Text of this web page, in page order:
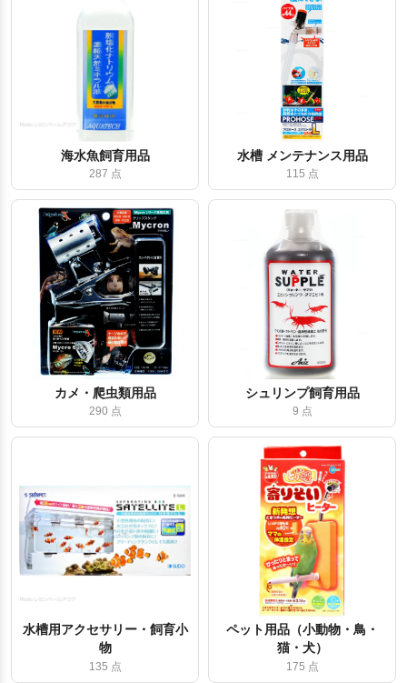
海水魚飼育用品
287 点
水槽 メンテナンス用品
115 点
カメ・爬虫類用品
290 点
シュリンプ飼育用品
9 点
水槽用アクセサリー・飼育小
物
135 点
ペット用品（小動物・鳥・
猫・犬）
175 点